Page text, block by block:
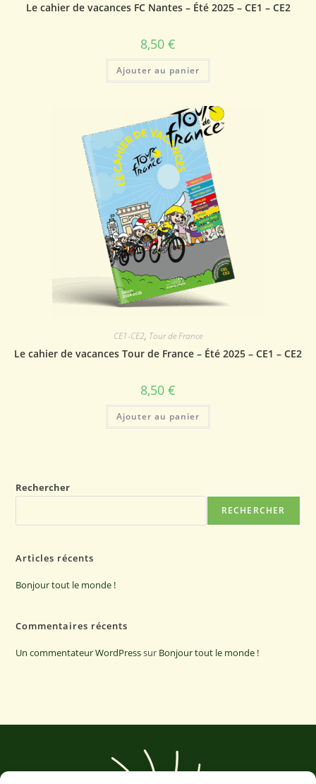
Le cahier de vacances FC Nantes – Été 2025 – CE1 – CE2
8,50 €
Ajouter au panier
CE1-CE2, Tour de France
Le cahier de vacances Tour de France – Été 2025 – CE1 – CE2
8,50 €
Ajouter au panier
Rechercher
RECHERCHER
Articles récents
Bonjour tout le monde !
Commentaires récents
Un commentateur WordPresssur Bonjour tout le monde !